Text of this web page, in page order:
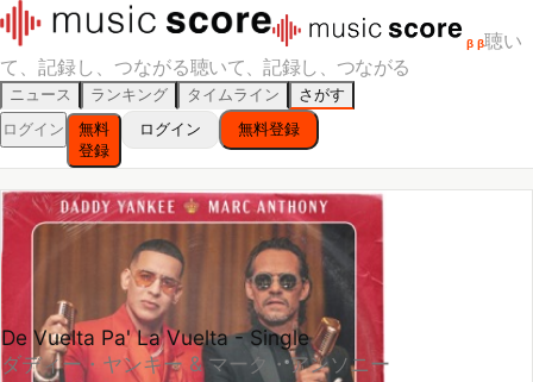
β β聴い
て、記録し、つながる聴いて、記録し、つながる
ニュース ランキング タイムライン
さがす
ログイン
無料
登録
ログイン 無料登録
De Vuelta Pa' La Vuelta - Single
ダディー・ヤンキー & マーク・アンソニー
2020